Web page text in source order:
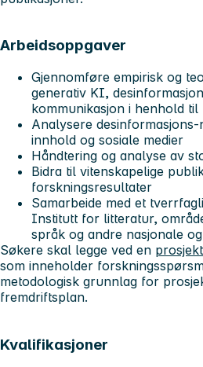
Arbeidsoppgaver
Gjennomføre empirisk og
generativ KI,
kommunikasjon i henhold
Analysere
innhold og sosiale medier
Håndtering og analyse av
Bidra til vitenskapelige
forskningsresultater
Samarbeide med et
Institutt for litteratur,
språk og andre nasjonale
Søkere skal legge ved en
som inneholder
metodologisk grunnlag for
fremdriftsplan.
Kvalifikasjoner